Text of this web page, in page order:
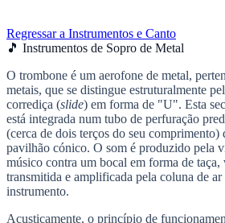
Regressar a Instrumentos e Canto
🎵 Instrumentos de Sopro de Metal
O trombone é um aerofone de metal,
metais, que se distingue estruturalmente
corrediça (slide) em forma de "U". Esta
está integrada num tubo de perfuração
(cerca de dois terços do seu comprimento)
pavilhão cónico. O som é produzido pela
músico contra um bocal em forma de taça,
transmitida e amplificada pela coluna de
instrumento.
Acusticamente, o princípio de